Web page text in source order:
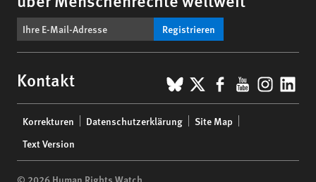
Registrieren
Kontakt BlueSky
X Facebook
YouTube
menu
Korrekturen Datenschutzerklärung
Site Map
Text Version
© 2026 Human Rights Watch